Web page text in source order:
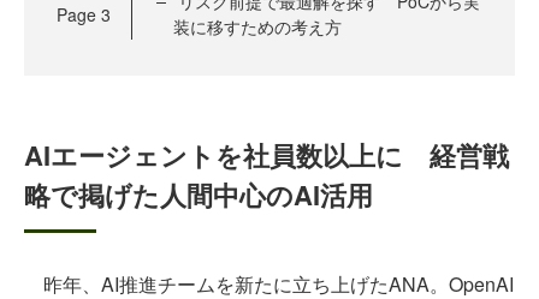
Page 3
装に移すための考え方
AIエージェントを社員数以上に 経営戦
略で掲げた人間中心のAI活用
昨年、AI推進チームを新たに立ち上げたANA。OpenAI